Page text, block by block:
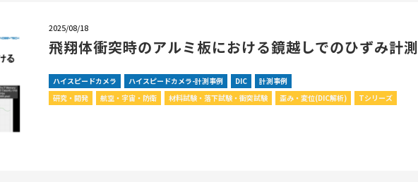
2025/08/18
飛翔体衝突時のアルミ板における鏡越しでのひずみ計測
ハイスピードカメラ ハイスピードカメラ-計測事例 DIC
計測事例
研究・開発
航空・宇宙・防衛 材料試験・落下試験・衝突試験 歪み・変位(DIC解析) Tシリーズ